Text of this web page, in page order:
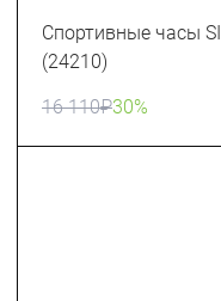
Спортивные часы
(24210)
16 110₽30%